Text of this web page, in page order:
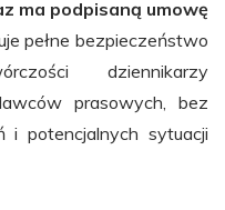
ma podpisaną umowę
pełne bezpieczeństwo
dziennikarzy
prasowych, bez
i potencjalnych sytuacji